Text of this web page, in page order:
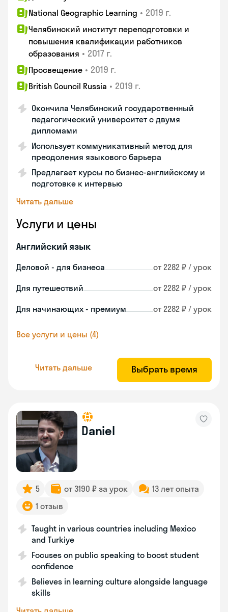
National Geographic Learning • 2019 г.
Челябинский институт переподготовки и
повышения квалификации работников
образования • 2017 г.
Просвещение • 2019 г.
British Council Russia • 2019 г.
Окончила Челябинский государственный
педагогический университет с двумя
дипломами
Использует коммуникативный метод для
преодоления языкового барьера
Предлагает курсы по бизнес-английскому и
подготовке к интервью
Читать дальше
Услуги и цены
Английский язык
Деловой - для бизнеса от 2282 ₽ / урок
Для путешествий от 2282 ₽ / урок
Для начинающих - премиум от 2282 ₽ / урок
Все услуги и цены (4)
Читать дальше Выбрать время
Daniel
5 от 3190 ₽ за урок
13 лет опыта
1 отзыв
Taught in various countries including Mexico
and Turkiye
Focuses on public speaking to boost student
confidence
Believes in learning culture alongside language
skills